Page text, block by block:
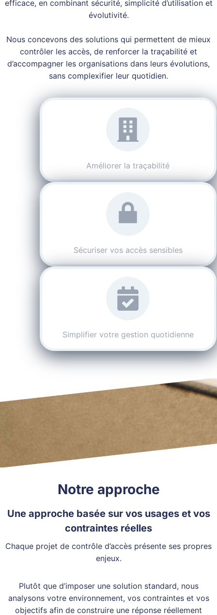
efficace, en combinant sécurité, simplicité d’utilisation et
évolutivité.
Nous concevons des solutions qui permettent de mieux
contrôler les accès, de renforcer la traçabilité et
d’accompagner les organisations dans leurs évolutions,
sans complexifier leur quotidien.
Améliorer la traçabilité
Sécuriser vos accès sensibles
Simplifier votre gestion quotidienne
Notre approche
Une approche basée sur vos usages et vos
contraintes réelles
Chaque projet de contrôle d’accès présente ses propres
enjeux.
Plutôt que d’imposer une solution standard, nous
analysons votre environnement, vos contraintes et vos
objectifs afin de construire une réponse réellement